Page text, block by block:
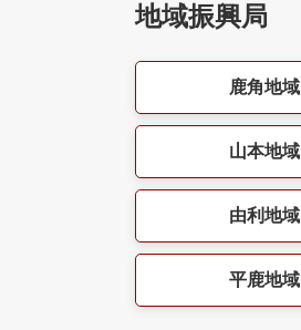
地域振興局
鹿角地域
山本地域
由利地域
平鹿地域